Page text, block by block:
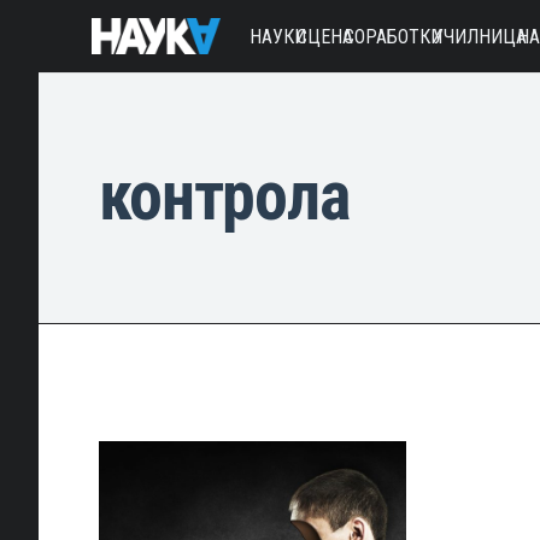
НАУКИСЦЕНАСОРАБОТКИУЧИЛНИЦА
контрола